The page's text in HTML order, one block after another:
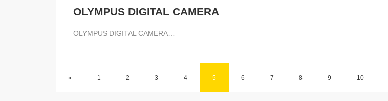
OLYMPUS DIGITAL CAMERA
OLYMPUS DIGITAL CAMERA…
« 1 2 3 4 5 6 7 8 9 10